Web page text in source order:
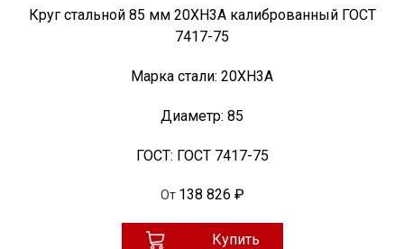
Круг стальной 85 мм 20ХН3А калиброванный ГОСТ
7417-75
Марка стали: 20ХН3А
Диаметр: 85
ГОСТ: ГОСТ 7417-75
От 138 826 ₽
Купить